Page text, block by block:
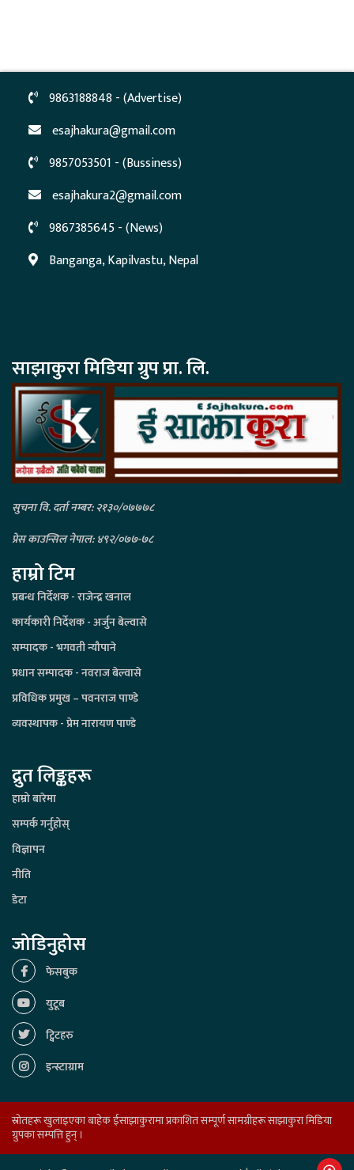
9863188848 - (Advertise)
esajhakura@gmail.com
9857053501 - (Bussiness)
esajhakura2@gmail.com
9867385645 - (News)
Banganga, Kapilvastu, Nepal
साझाकुरा मिडिया ग्रुप प्रा. लि.
सुचना वि. दर्ता नम्बर: २१३०/०७७७८
प्रेस काउन्सिल नेपाल: ४९२/०७७-७८
हाम्रो टिम
प्रबन्ध निर्देशक - राजेन्द्र खनाल
कार्यकारी निर्देशक - अर्जुन बेल्वासे
सम्पादक - भगवती न्यौपाने
प्रधान सम्पादक - नवराज बेल्वासे
प्रविधिक प्रमुख – पवनराज पाण्डे
व्यवस्थापक - प्रेम नारायण पाण्डे
द्रुत लिङ्कहरू
हाम्रो बारेमा
सम्पर्क गर्नुहोस्
विज्ञापन
नीति
डेटा
जोडिनुहोस
फेसबुक
युटूब
ट्विटहरु
इन्स्टाग्राम
स्रोतहरू खुलाइएका बाहेक ईसाझाकुरामा प्रकाशित सम्पूर्ण सामग्रीहरू साझाकुरा मिडिया
ग्रुपका सम्पत्ति हुन् ।